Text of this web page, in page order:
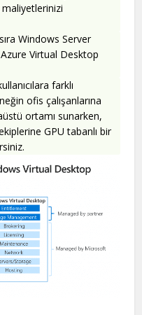
Windows Server
Virtual Desktop
farklı
ofis çalışanlarına
ortamı sunarken,
GPU tabanlı bir